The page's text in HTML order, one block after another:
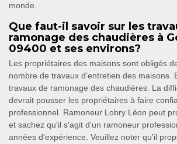
monde.
Que faut-il savoir sur les
ramonage des chaudières à
09400 et ses environs?
Les propriétaires des maisons sont obligés
nombre de travaux d'entretien des maisons.
travaux de ramonage des chaudières. La
devrait pousser les propriétaires à faire
professionnel. Ramoneur Lobry Léon peut
et sachez qu'il s'agit d'un ramoneur
années d'expérience. Veuillez noter qu'il